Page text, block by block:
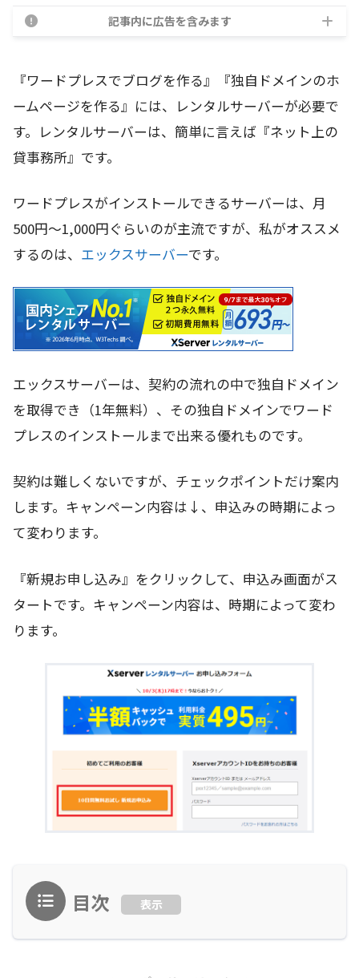
記事内に広告を含みます
『ワードプレスでブログを作る』『独自ドメインのホ
ームページを作る』には、レンタルサーバーが必要で
す。レンタルサーバーは、簡単に言えば『ネット上の
貸事務所』です。
ワードプレスがインストールできるサーバーは、月
500円～1,000円ぐらいのが主流ですが、私がオススメ
するのは、 エックスサーバーです。
エックスサーバーは、契約の流れの中で独自ドメイン
を取得でき（1年無料）、その独自ドメインでワード
プレスのインストールまで出来る優れものです。
契約は難しくないですが、チェックポイントだけ案内
します。キャンペーン内容は↓、申込みの時期によっ
て変わります。
『新規お申し込み』をクリックして、申込み画面がス
タートです。キャンペーン内容は、時期によって変わ
ります。
目次 表示